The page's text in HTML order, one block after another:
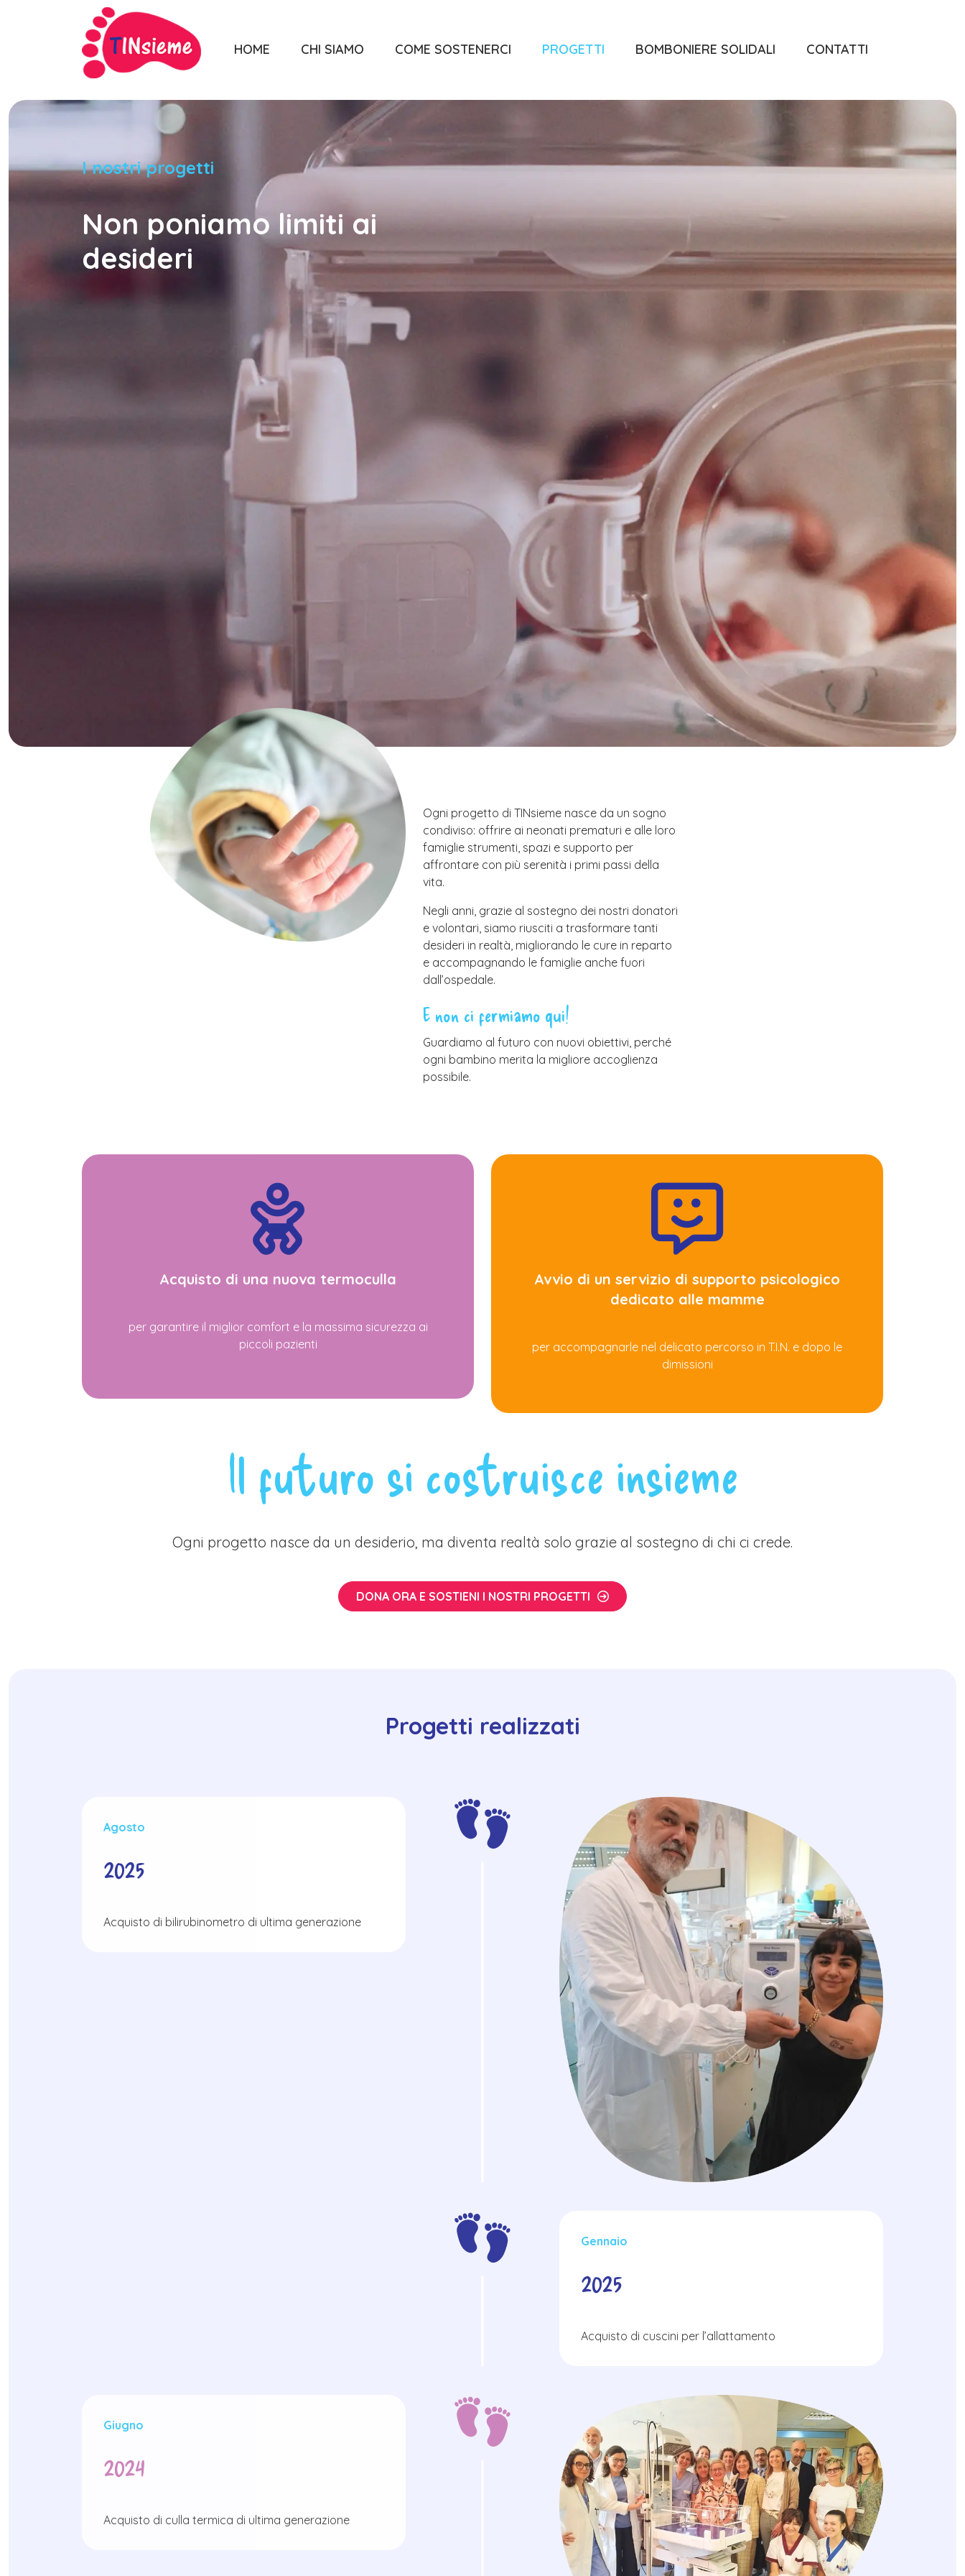
HOME CHI SIAMO COME SOSTENERCI PROGETTI BOMBONIERE SOLIDALI CONTATTI
I nostri progetti
Non poniamo limiti ai
desideri
Ogni progetto di TINsieme nasce da un sogno
condiviso: offrire ai neonati prematuri e alle loro
famiglie strumenti, spazi e supporto per
affrontare con più serenità i primi passi della
vita.
Negli anni, grazie al sostegno dei nostri donatori
e volontari, siamo riusciti a trasformare tanti
desideri in realtà, migliorando le cure in reparto
e accompagnando le famiglie anche fuori
dall’ospedale.
E non ci fermiamo qui!
Guardiamo al futuro con nuovi obiettivi, perché
ogni bambino merita la migliore accoglienza
possibile.
Acquisto di una nuova termoculla
per garantire il miglior comfort e la massima sicurezza ai
piccoli pazienti
Avvio di un servizio di supporto psicologico
dedicato alle mamme
per accompagnarle nel delicato percorso in T.I.N. e dopo le
dimissioni
Il futuro si costruisce insieme
Ogni progetto nasce da un desiderio, ma diventa realtà solo grazie al sostegno di chi ci crede.
DONA ORA E SOSTIENI I NOSTRI PROGETTI
Progetti realizzati
Agosto
2025
Acquisto di bilirubinometro di ultima generazione
Gennaio
2025
Acquisto di cuscini per l’allattamento
Giugno
2024
Acquisto di culla termica di ultima generazione